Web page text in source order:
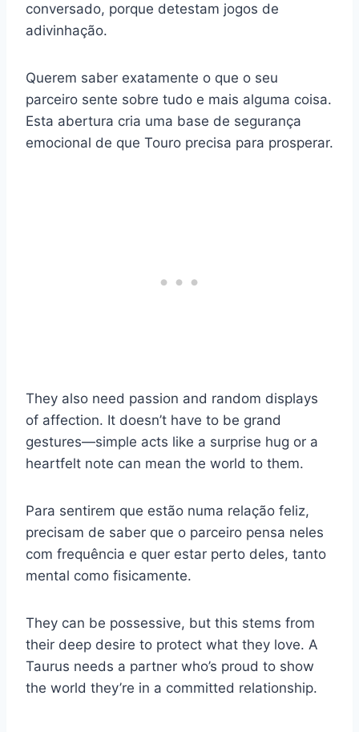
conversado, porque detestam jogos de
adivinhação.
Querem saber exatamente o que o seu
parceiro sente sobre tudo e mais alguma coisa.
Esta abertura cria uma base de segurança
emocional de que Touro precisa para prosperar.
They also need passion and random displays
of affection. It doesn’t have to be grand
gestures—simple acts like a surprise hug or a
heartfelt note can mean the world to them.
Para sentirem que estão numa relação feliz,
precisam de saber que o parceiro pensa neles
com frequência e quer estar perto deles, tanto
mental como fisicamente.
They can be possessive, but this stems from
their deep desire to protect what they love. A
Taurus needs a partner who’s proud to show
the world they’re in a committed relationship.